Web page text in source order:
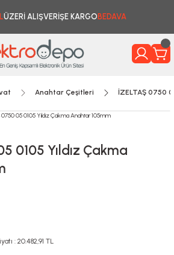
ÜZERİ ALIŞVERİŞE KARGO BEDAVA
Anahtar Çeşitleri İZELTAŞ 0750
0105 Yıldız Çakma
: 20.482,91 TL